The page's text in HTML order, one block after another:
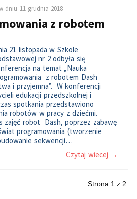
dniu 11 grudnia 2018
z robotem
21 listopada w Szkole
nr 2 odbyła się
na temat „Nauka
z robotem Dash
i przyjemna”. W konferencji
edukacji przedszkolnej i
spotkania przedstawiono
robotów w pracy z dziećmi.
zajęć robot Dash, poprzez zabawę
programowania (tworzenie
sekwencji…
Czytaj wiecej →
Strona 1 z 2